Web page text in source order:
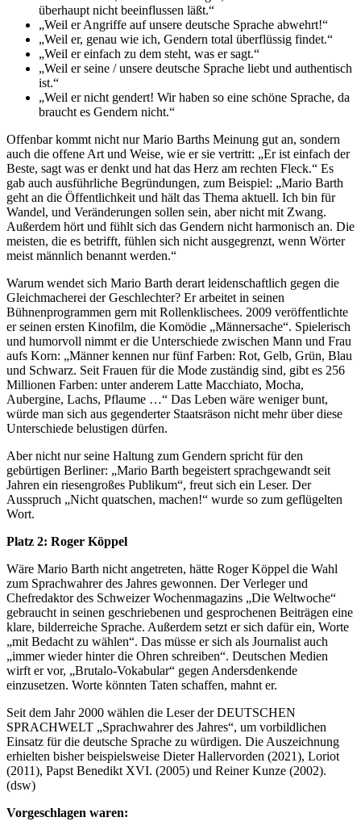
überhaupt nicht beeinflussen läßt.“
„Weil er Angriffe auf unsere deutsche Sprache abwehrt!“
„Weil er, genau wie ich, Gendern total überflüssig findet.“
„Weil er einfach zu dem steht, was er sagt.“
„Weil er seine / unsere deutsche Sprache liebt und authentisch
ist.“
„Weil er nicht gendert! Wir haben so eine schöne Sprache, da
braucht es Gendern nicht.“
Offenbar kommt nicht nur Mario Barths Meinung gut an, sondern
auch die offene Art und Weise, wie er sie vertritt: „Er ist einfach der
Beste, sagt was er denkt und hat das Herz am rechten Fleck.“ Es
gab auch ausführliche Begründungen, zum Beispiel: „Mario Barth
geht an die Öffentlichkeit und hält das Thema aktuell. Ich bin für
Wandel, und Veränderungen sollen sein, aber nicht mit Zwang.
Außerdem hört und fühlt sich das Gendern nicht harmonisch an. Die
meisten, die es betrifft, fühlen sich nicht ausgegrenzt, wenn Wörter
meist männlich benannt werden.“
Warum wendet sich Mario Barth derart leidenschaftlich gegen die
Gleichmacherei der Geschlechter? Er arbeitet in seinen
Bühnenprogrammen gern mit Rollenklischees. 2009 veröffentlichte
er seinen ersten Kinofilm, die Komödie „Männersache“. Spielerisch
und humorvoll nimmt er die Unterschiede zwischen Mann und Frau
aufs Korn: „Männer kennen nur fünf Farben: Rot, Gelb, Grün, Blau
und Schwarz. Seit Frauen für die Mode zuständig sind, gibt es 256
Millionen Farben: unter anderem Latte Macchiato, Mocha,
Aubergine, Lachs, Pflaume …“ Das Leben wäre weniger bunt,
würde man sich aus gegenderter Staatsräson nicht mehr über diese
Unterschiede belustigen dürfen.
Aber nicht nur seine Haltung zum Gendern spricht für den
gebürtigen Berliner: „Mario Barth begeistert sprachgewandt seit
Jahren ein riesengroßes Publikum“, freut sich ein Leser. Der
Ausspruch „Nicht quatschen, machen!“ wurde so zum geflügelten
Wort.
Platz 2: Roger Köppel
Wäre Mario Barth nicht angetreten, hätte Roger Köppel die Wahl
zum Sprachwahrer des Jahres gewonnen. Der Verleger und
Chefredaktor des Schweizer Wochenmagazins „Die Weltwoche“
gebraucht in seinen geschriebenen und gesprochenen Beiträgen eine
klare, bilderreiche Sprache. Außerdem setzt er sich dafür ein, Worte
„mit Bedacht zu wählen“. Das müsse er sich als Journalist auch
„immer wieder hinter die Ohren schreiben“. Deutschen Medien
wirft er vor, „Brutalo-Vokabular“ gegen Andersdenkende
einzusetzen. Worte könnten Taten schaffen, mahnt er.
Seit dem Jahr 2000 wählen die Leser der DEUTSCHEN
SPRACHWELT „Sprachwahrer des Jahres“, um vorbildlichen
Einsatz für die deutsche Sprache zu würdigen. Die Auszeichnung
erhielten bisher beispielsweise Dieter Hallervorden (2021), Loriot
(2011), Papst Benedikt XVI. (2005) und Reiner Kunze (2002).
(dsw)
Vorgeschlagen waren: